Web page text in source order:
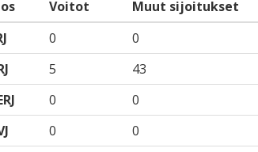
Voitot Muut sijoitukset
0 0
5 43
0 0
0 0